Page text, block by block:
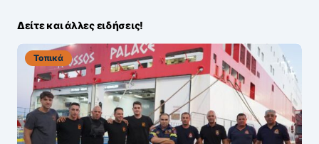
Δείτε και άλλες ειδήσεις!
Τοπικά